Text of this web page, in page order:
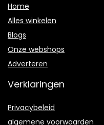
Home
Alles winkelen
Blogs
Onze webshops
Adverteren
Verklaringen
Privacybeleid
algemene voorwaarden